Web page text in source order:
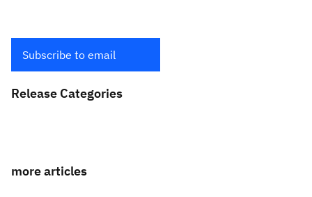
Subscribe to email
Release Categories
more articles